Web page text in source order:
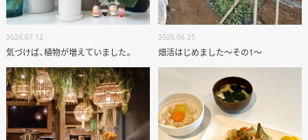
2026.07.12
気づけば、植物が増えていました。
2020.06.25
畑活はじめました～その1～